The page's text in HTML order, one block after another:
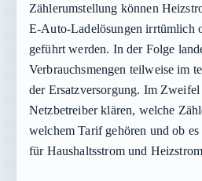
Zählerumstellung können
E-Auto-Ladelösungen irrtümlich
geführt werden. In der Folge
Verbrauchsmengen teilweise im
der Ersatzversorgung. Im
Netzbetreiber klären, welche
welchem Tarif gehören und ob es
für Haushaltsstrom und